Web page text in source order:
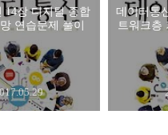
14장 디지털 종합
연습문제 풀이
데이터통
트워크층